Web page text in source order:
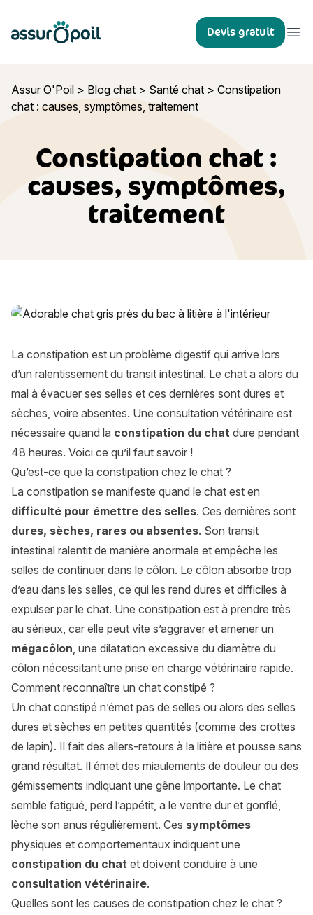
Assur O'Poil Devis gratuit
Assur O'Poil > Blog chat > Santé chat > Constipation
chat : causes, symptômes, traitement
Constipation chat :
causes, symptômes,
traitement
Constipation chat : causes, symptômes, traitement
La constipation est un problème digestif qui arrive lors
d’un ralentissement du transit intestinal. Le chat a alors du
mal à évacuer ses selles et ces dernières sont dures et
sèches, voire absentes. Une consultation vétérinaire est
nécessaire quand la constipation du chat dure pendant
48 heures. Voici ce qu’il faut savoir !
Qu’est-ce que la constipation chez le chat ?
La constipation se manifeste quand le chat est en
difficulté pour émettre des selles. Ces dernières sont
dures, sèches, rares ou absentes. Son transit
intestinal ralentit de manière anormale et empêche les
selles de continuer dans le côlon. Le côlon absorbe trop
d’eau dans les selles, ce qui les rend dures et difficiles à
expulser par le chat. Une constipation est à prendre très
au sérieux, car elle peut vite s’aggraver et amener un
mégacôlon, une dilatation excessive du diamètre du
côlon nécessitant une prise en charge vétérinaire rapide.
Comment reconnaître un chat constipé ?
Un chat constipé n’émet pas de selles ou alors des selles
dures et sèches en petites quantités (comme des crottes
de lapin). Il fait des allers-retours à la litière et pousse sans
grand résultat. Il émet des miaulements de douleur ou des
gémissements indiquant une gêne importante. Le chat
semble fatigué, perd l’appétit, a le ventre dur et gonflé,
lèche son anus régulièrement. Ces symptômes
physiques et comportementaux indiquent une
constipation du chat et doivent conduire à une
consultation vétérinaire.
Quelles sont les causes de constipation chez le chat ?